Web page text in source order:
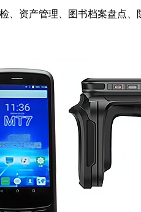
、资产管理、图书档案盘点